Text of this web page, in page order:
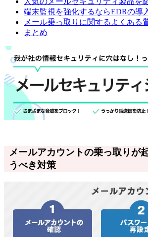
端末監視を強化するならEDRの導
メール乗っ取りに関するよくある
まとめ
メールアカウントの乗っ取りが
うべき対策